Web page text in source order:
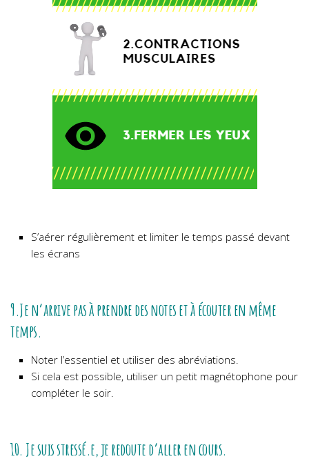
S’aérer régulièrement et limiter le temps passé devant
les écrans
9.Je n’arrive pas à prendre des notes et à écouter en même
temps.
Noter l’essentiel et utiliser des abréviations.
Si cela est possible, utiliser un petit magnétophone pour
compléter le soir.
10. Je suis stressé.e, je redoute d’aller en cours.